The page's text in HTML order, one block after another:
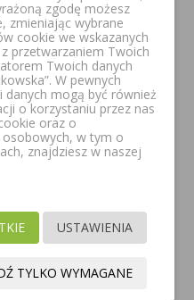
VILLEROY&BOCH ANTAO
WOLNOSTOJĄCA
UBQ170TAO7V-01
zgodę możesz
zmieniając wybrane
cookie we wskazanych
przetwarzaniem Twoich
Twoich danych
W pewnych
mogą być również
o korzystaniu przez nas
oraz o
w tym o
znajdziesz w naszej
USTAWIENIA
TYLKO WYMAGANE